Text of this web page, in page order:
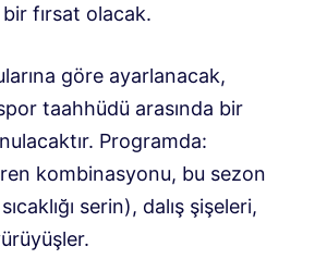
fırsat olacak.
göre ayarlanacak,
taahhüdü arasında bir
Programda:
kombinasyonu, bu sezon
serin), dalış şişeleri,